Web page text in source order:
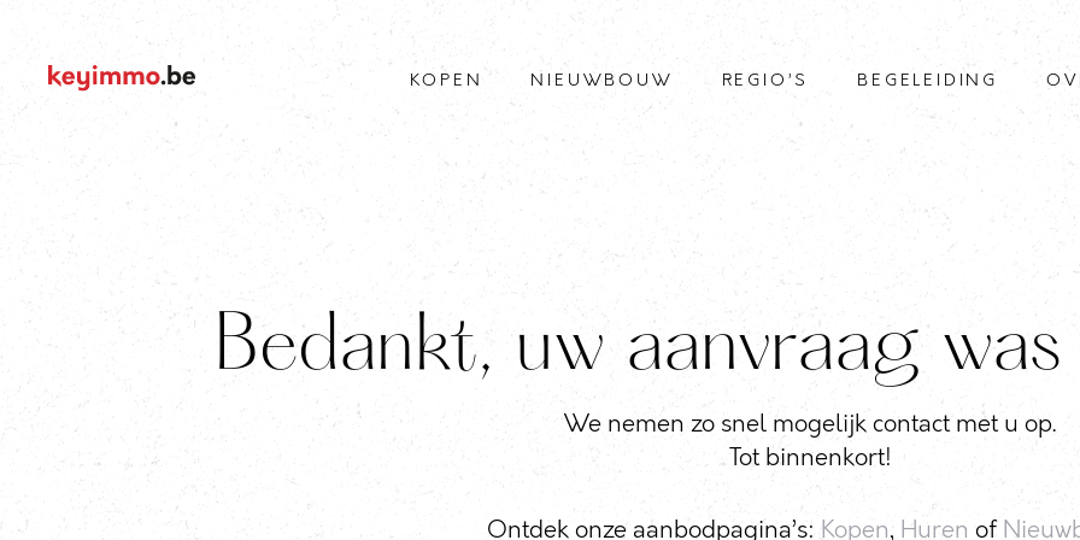
KOPEN NIEUWBOUW REGIO’S BEGELEIDING
Bedankt, uw aanvraag
We nemen zo snel mogelijk contact met u op.
Tot binnenkort!
Ontdek onze aanbodpagina’s: Kopen, Huren of